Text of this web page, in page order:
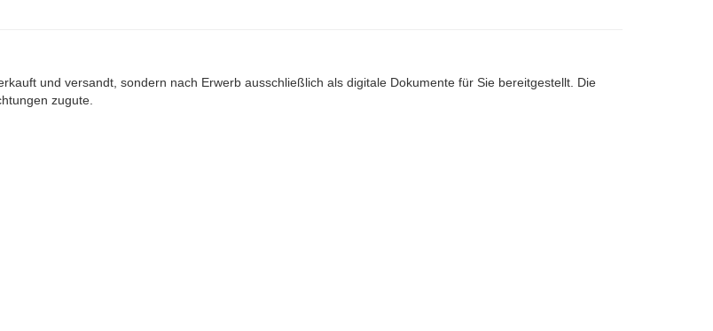
und versandt, sondern nach Erwerb ausschließlich als digitale Dokumente für Sie bereitgestellt. Die
zugute.